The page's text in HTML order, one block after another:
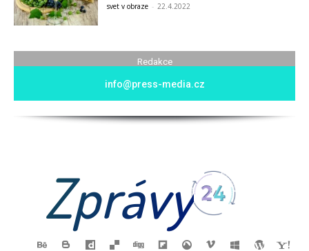
svet v obraze - 22.4.2022
Redakce
info@press-media.cz
Zprávy